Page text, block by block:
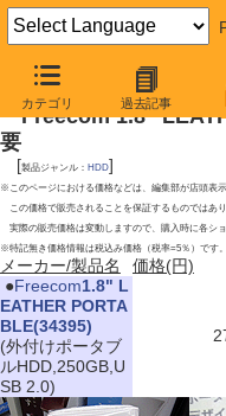
カテゴリ 過去記事
2010年7月10日号
Freecom 1.8"
要
[製品ジャンル： HDD]
※このページにおける価格などは、編集部が店頭表
この価格で販売されることを保証するものではあり
実際の販売価格は変動しますので、購入時に各シ
※特記無き価格情報は税込み価格（税率=5％）です。
メーカー/製品名 価格(円)
●Freecom1.8" L
EATHER PORTA
BLE(34395)
(外付けポータブ
ルHDD,250GB,U
SB 2.0)